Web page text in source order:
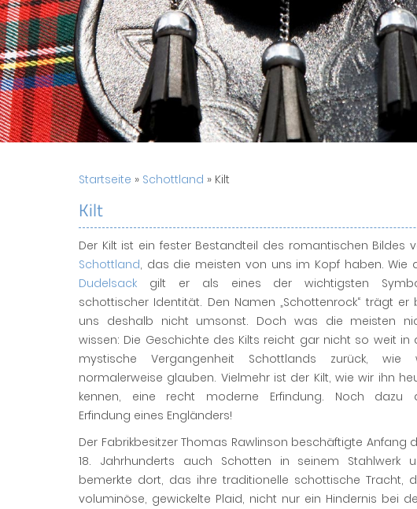
Startseite » Schottland » Kilt
Kilt
Der Kilt ist ein fester Bestandteil des romantischen Bildes
Schottland, das die meisten von uns im Kopf haben. Wie
Dudelsack gilt er als eines der wichtigsten
schottischer Identität. Den Namen „Schottenrock“ trägt er
uns deshalb nicht umsonst. Doch was die meisten
wissen: Die Geschichte des Kilts reicht gar nicht so weit in
mystische Vergangenheit Schottlands zurück, wie
normalerweise glauben. Vielmehr ist der Kilt, wie wir ihn
kennen, eine recht moderne Erfindung. Noch dazu
Erfindung eines Engländers!
Der Fabrikbesitzer Thomas Rawlinson beschäftigte Anfang
18. Jahrhunderts auch Schotten in seinem Stahlwerk
bemerkte dort, das ihre traditionelle schottische Tracht,
voluminöse, gewickelte Plaid, nicht nur ein Hindernis bei